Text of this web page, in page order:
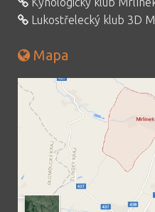
Lukostřelecký klub 3D
Mapa